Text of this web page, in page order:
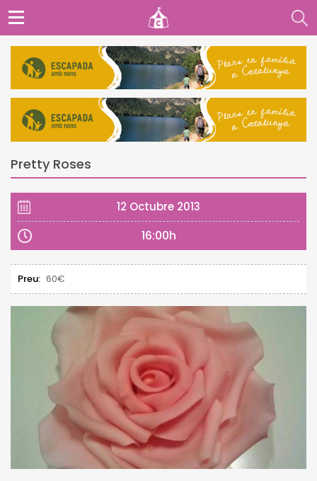
Pretty Roses
12 Octubre 2013
16:00h
Preu: 60€